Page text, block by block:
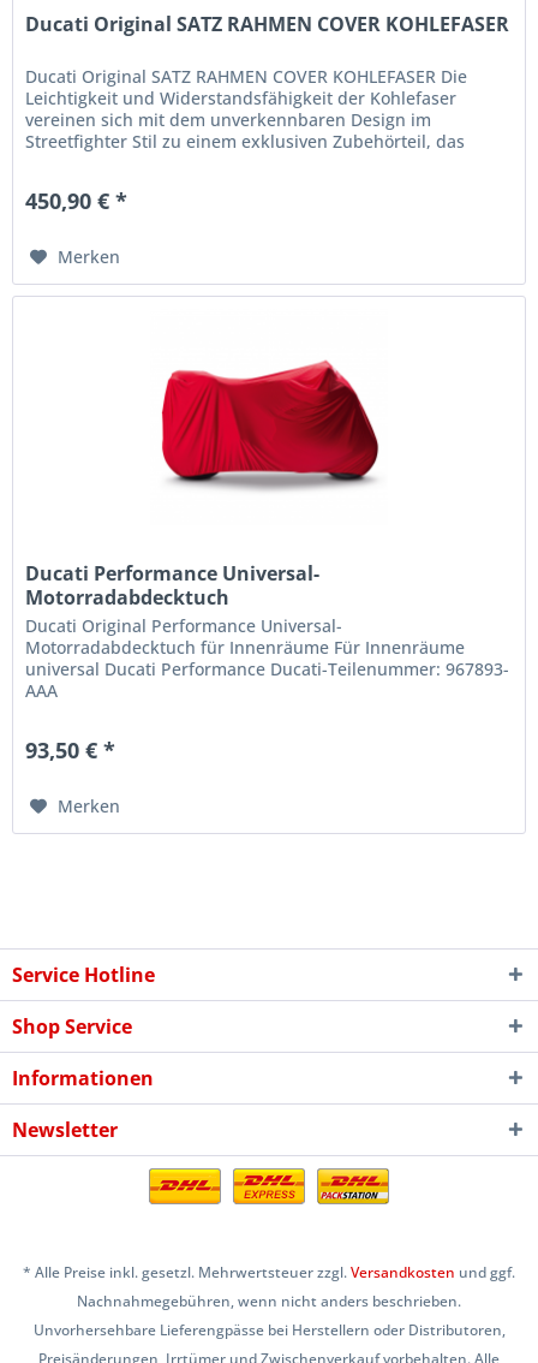
Ducati Original SATZ RAHMEN COVER KOHLEFASER
Ducati Original SATZ RAHMEN COVER KOHLEFASER Die
Leichtigkeit und Widerstandsfähigkeit der Kohlefaser
vereinen sich mit dem unverkennbaren Design im
Streetfighter Stil zu einem exklusiven Zubehörteil, das
450,90 € *
Merken
Ducati Performance Universal-
Motorradabdecktuch
Ducati Original Performance Universal-
Motorradabdecktuch für Innenräume Für Innenräume
universal Ducati Performance Ducati-Teilenummer: 967893-
AAA
93,50 € *
Merken
Service Hotline
Shop Service
Informationen
Newsletter
* Alle Preise inkl. gesetzl. Mehrwertsteuer zzgl.Versandkosten und ggf.
Nachnahmegebühren, wenn nicht anders beschrieben.
Unvorhersehbare Lieferengpässe bei Herstellern oder Distributoren,
Preisänderungen, Irrtümer und Zwischenverkauf vorbehalten. Alle